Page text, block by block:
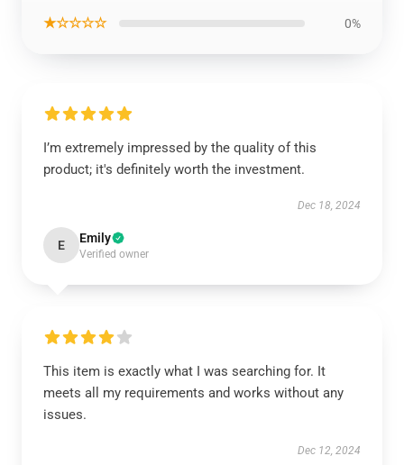
★☆☆☆☆ 0%
I’m extremely impressed by the quality of this
product; it's definitely worth the investment.
Dec 18, 2024
E Emily
Verified owner
This item is exactly what I was searching for. It
meets all my requirements and works without any
issues.
Dec 12, 2024